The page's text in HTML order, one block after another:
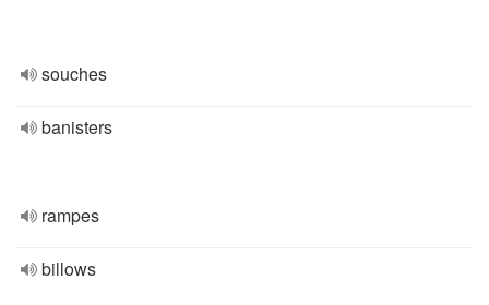
souches
banisters
rampes
billows